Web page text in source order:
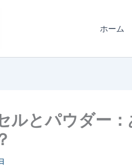
ホーム
ルとパウダー